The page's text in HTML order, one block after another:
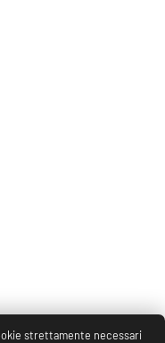
strettamente necessari